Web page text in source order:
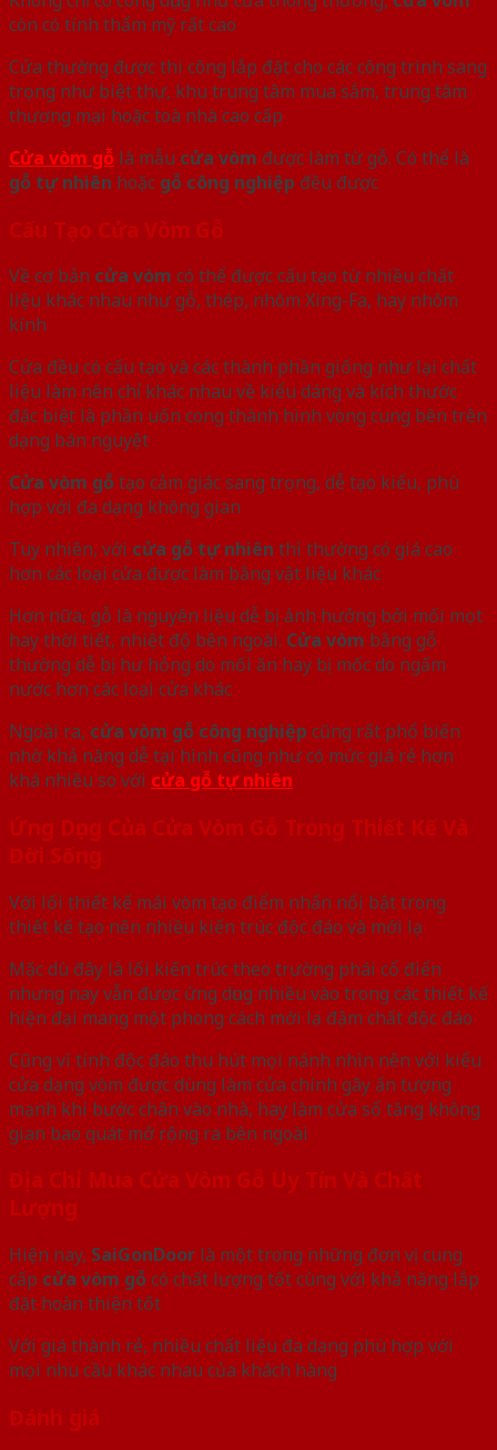
còn có tính thẩm mỹ rất cao
Cửa thường được thi công lắp đặt cho các công trình sang
trọng như biệt thự, khu trung tâm mua sắm, trung tâm
thương mại hoặc toà nhà cao cấp
Cửa vòm gỗ là mẫu cửa vòm được làm từ gỗ. Có thể là
gỗ tự nhiên hoặc gỗ công nghiệp đều được
Cấu Tạo Cửa Vòm Gỗ
Về cơ bản cửa vòm có thể được cấu tạo từ nhiều chất
liệu khác nhau như gỗ, thép, nhôm Xing-Fa, hay nhôm
kính
Cửa đều có cấu tạo và các thành phần giống như lại chất
liệu làm nên chỉ khác nhau về kiểu dáng và kích thước
đặc biệt là phần uốn cong thành hình vòng cung bên trên
dạng bán nguyệt
Cửa vòm gỗ tạo cảm giác sang trọng, dễ tạo kiểu, phù
hợp với đa dạng không gian
Tuy nhiên, với cửa gỗ tự nhiên thì thường có giá cao
hơn các loại cửa được làm bằng vật liệu khác
Hơn nữa, gỗ là nguyên liệu dễ bị ảnh hưởng bởi mối mọt
hay thời tiết, nhiệt độ bên ngoài. Cửa vòm bằng gỗ
thường dễ bị hư hỏng do mối ăn hay bị mốc do ngấm
nước hơn các loại cửa khác
Ngoài ra, cửa vòm gỗ công nghiệp cũng rất phổ biến
nhờ khả năng dễ tại hình cũng như có mức giá rẻ hơn
khá nhiều so với cửa gỗ tự nhiên
Ứng Dụng Của Cửa Vòm Gỗ Trong Thiết Kế Và
Đời Sống
Với lối thiết kế mái vòm tạo điểm nhấn nổi bật trong
thiết kế tạo nên nhiều kiến trúc độc đáo và mới lạ
Mặc dù đây là lối kiến trúc theo trường phái cổ điển
nhưng nay vẫn được ứng dụng nhiều vào trong các thiết kế
hiện đại mang một phong cách mới lạ đậm chất độc đáo
Cũng vì tính độc đáo thu hút mọi nánh nhìn nên với kiểu
cửa dạng vòm được dùng làm cửa chính gây ấn tượng
mạnh khi bước chân vào nhà, hay làm cửa sổ tăng không
gian bao quát mở rộng ra bên ngoài
Địa Chỉ Mua Cửa Vòm Gỗ Uy Tín Và Chất
Lượng
Hiện nay, SaiGonDoor là một trong những đơn vị cung
cấp cửa vòm gỗ có chất lượng tốt cùng với khả năng lắp
đặt hoàn thiện tốt
Với giá thành rẻ, nhiều chất liệu đa dạng phù hợp với
mọi nhu cầu khác nhau của khách hàng
Đánh giá